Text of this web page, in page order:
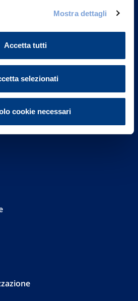
Mostra dettagli
Accetta tutti
selezionati
cookie necessari